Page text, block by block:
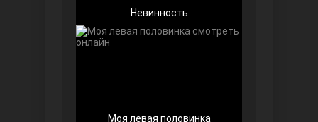
Невинность
Моя левая половинка